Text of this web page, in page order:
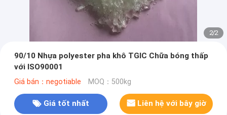
2/2
90/10 Nhựa polyester pha khô TGIC Chữa bóng thấp
với ISO90001
Giá bán：negotiable MOQ：500kg
Giá tốt nhất Liên hệ với bây giờ